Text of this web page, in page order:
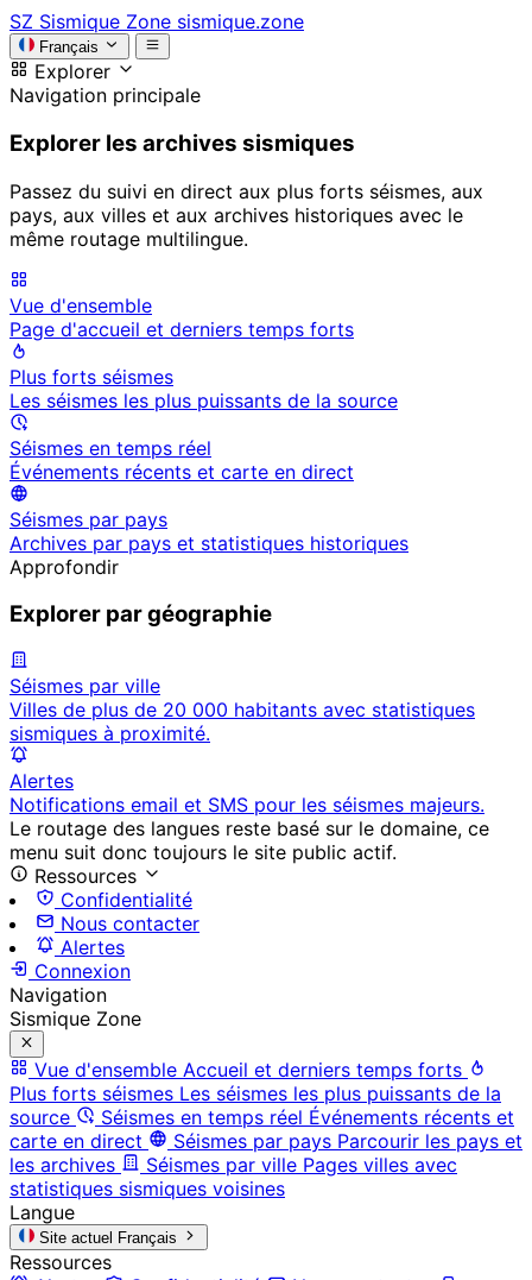
SZ Sismique Zone sismique.zone
Français
Explorer
Navigation principale
Explorer les archives sismiques
Passez du suivi en direct aux plus forts séismes, aux
pays, aux villes et aux archives historiques avec le
même routage multilingue.
Vue d'ensemble
Page d'accueil et derniers temps forts
Plus forts séismes
Les séismes les plus puissants de la source
Séismes en temps réel
Événements récents et carte en direct
Séismes par pays
Archives par pays et statistiques historiques
Approfondir
Explorer par géographie
Séismes par ville
Villes de plus de 20 000 habitants avec statistiques
sismiques à proximité.
Alertes
Notifications email et SMS pour les séismes majeurs.
Le routage des langues reste basé sur le domaine, ce
menu suit donc toujours le site public actif.
Ressources
Confidentialité
Nous contacter
Alertes
Connexion
Navigation
Sismique Zone
Vue d'ensemble Accueil et derniers temps forts
Plus forts séismes Les séismes les plus puissants de la
source
Séismes en temps réel Événements récents et
carte en direct
Séismes par pays Parcourir les pays et
les archives
Séismes par ville Pages villes avec
statistiques sismiques voisines
Langue
Site actuel Français
Ressources